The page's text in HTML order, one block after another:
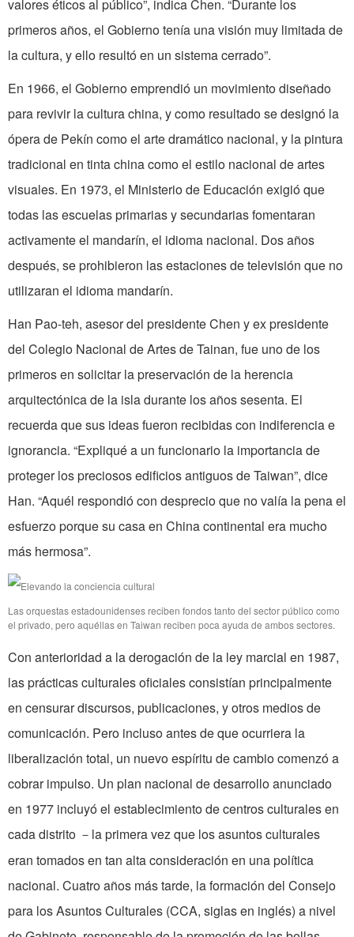
valores éticos al público”, indica Chen. “Durante los
primeros años, el Gobierno tenía una visión muy limitada de
la cultura, y ello resultó en un sistema cerrado”.
En 1966, el Gobierno emprendió un movimiento diseñado
para revivir la cultura china, y como resultado se designó la
ópera de Pekín como el arte dramático nacional, y la pintura
tradicional en tinta china como el estilo nacional de artes
visuales. En 1973, el Ministerio de Educación exigió que
todas las escuelas primarias y secundarias fomentaran
activamente el mandarín, el idioma nacional. Dos años
después, se prohibieron las estaciones de televisión que no
utilizaran el idioma mandarín.
Han Pao-teh, asesor del presidente Chen y ex presidente
del Colegio Nacional de Artes de Tainan, fue uno de los
primeros en solicitar la preservación de la herencia
arquitectónica de la isla durante los años sesenta. El
recuerda que sus ideas fueron recibidas con indiferencia e
ignorancia. “Expliqué a un funcionario la importancia de
proteger los preciosos edificios antiguos de Taiwan”, dice
Han. “Aquél respondió con desprecio que no valía la pena el
esfuerzo porque su casa en China continental era mucho
más hermosa”.
Las orquestas estadounidenses reciben fondos tanto del sector público como
el privado, pero aquéllas en Taiwan reciben poca ayuda de ambos sectores.
Con anterioridad a la derogación de la ley marcial en 1987,
las prácticas culturales oficiales consistían principalmente
en censurar discursos, publicaciones, y otros medios de
comunicación. Pero incluso antes de que ocurriera la
liberalización total, un nuevo espíritu de cambio comenzó a
cobrar impulso. Un plan nacional de desarrollo anunciado
en 1977 incluyó el establecimiento de centros culturales en
cada distrito ­ － la primera vez que los asuntos culturales
eran tomados en tan alta consideración en una política
nacional. Cuatro años más tarde, la formación del Consejo
para los Asuntos Culturales (CCA, siglas en inglés) a nivel